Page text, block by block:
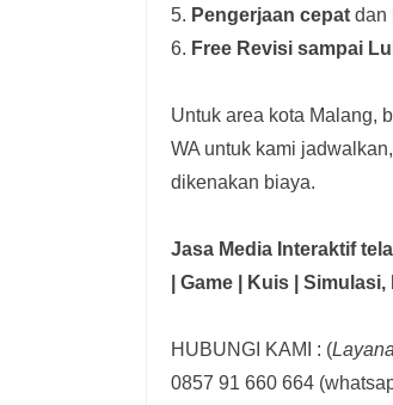
5. Pengerjaan cepat dan
6. Free Revisi sampai
Untuk area kota Malang,
WA untuk kami
dikenakan biaya.
Jasa Media Interaktif
| Game | Kuis | Simulasi,
HUBUNGI KAMI : (
0857 91 660 664